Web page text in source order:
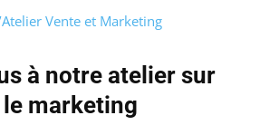
Vente et Marketing
à notre atelier sur
le marketing